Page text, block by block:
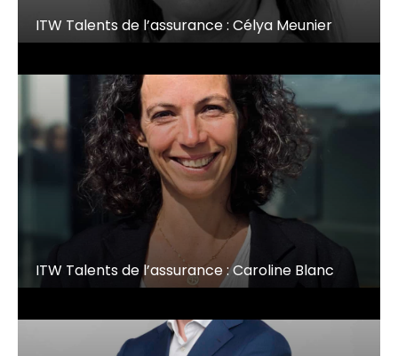
ITW Talents de l’assurance : Célya Meunier
ITW Talents de l’assurance : Caroline Blanc